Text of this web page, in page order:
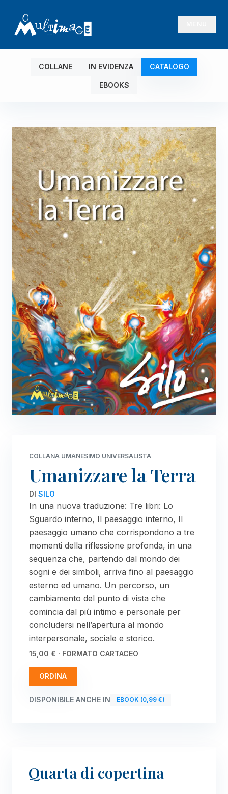
COLLANE IN EVIDENZA CATALOGO
EBOOKS
COLLANA UMANESIMO UNIVERSALISTA
Umanizzare la Terra
DI SILO
In una nuova traduzione: Tre libri: Lo
Sguardo interno, Il paesaggio interno, Il
paesaggio umano che corrispondono a tre
momenti della riflessione profonda, in una
sequenza che, partendo dal mondo dei
sogni e dei simboli, arriva fino al paesaggio
esterno ed umano. Un percorso, un
cambiamento del punto di vista che
comincia dal più intimo e personale per
concludersi nell’apertura al mondo
interpersonale, sociale e storico.
15,00 € · FORMATO CARTACEO
ORDINA
DISPONIBILE ANCHE IN EBOOK (0,99 €)
Quarta di copertina